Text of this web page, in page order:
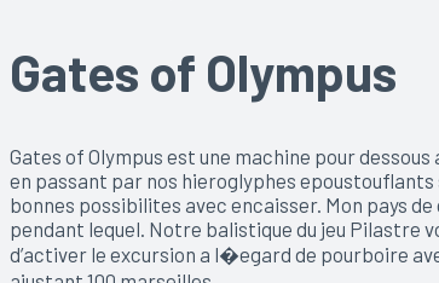
Gates of Olympus
Gates of Olympus est une machine pour
en passant par nos hieroglyphes epoustouflants
bonnes possibilites avec encaisser. Mon pays
pendant lequel. Notre balistique du jeu Pilastre
d’activer le excursion a l�egard de pourboire